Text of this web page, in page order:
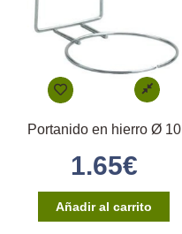
Portanido en hierro Ø 10
1.65€
Añadir al carrito